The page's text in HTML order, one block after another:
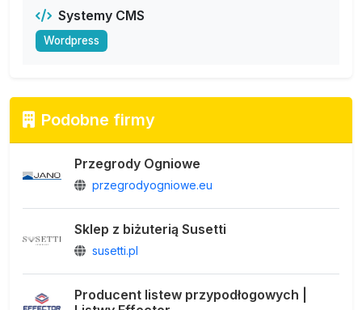
Systemy CMS
Wordpress
Podobne firmy
Przegrody Ogniowe
przegrodyogniowe.eu
Sklep z biżuterią Susetti
susetti.pl
Producent listew przypodłogowych |